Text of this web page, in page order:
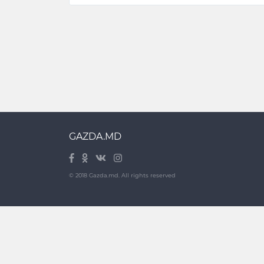
GAZDA.MD
© 2018 Gazda.md. All rights reserved